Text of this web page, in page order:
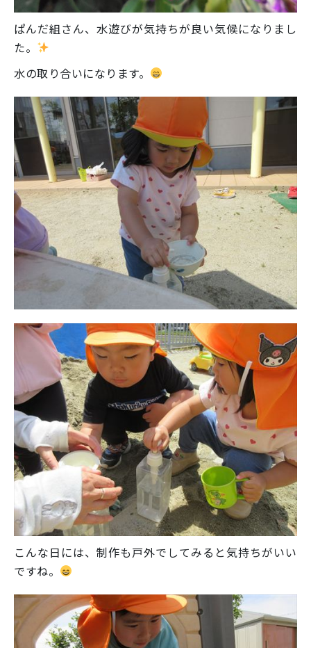
ぱんだ組さん、水遊びが気持ちが良い気候になりまし
た。
水の取り合いになります。
こんな日には、制作も戸外でしてみると気持ちがいい
ですね。